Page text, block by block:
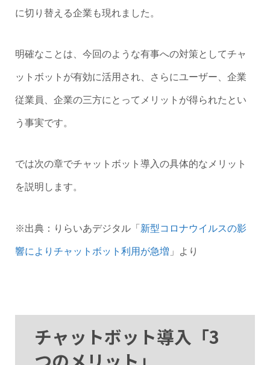
に切り替える企業も現れました。
明確なことは、今回のような有事への対策としてチャ
ットボットが有効に活用され、さらにユーザー、企業
従業員、企業の三方にとってメリットが得られたとい
う事実です。
では次の章でチャットボット導入の具体的なメリット
を説明します。
※出典：りらいあデジタル「 新型コロナウイルスの影
響によりチャットボット利用が急増 」より
チャットボット導入「3